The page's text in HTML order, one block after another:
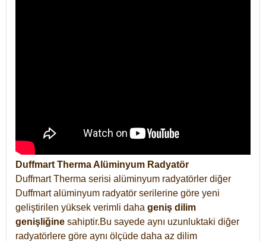
Duffmart Therma Alüminyum Radyatör
Duffmart Therma serisi alüminyum radyatörler diğer
Duffmart alüminyum radyatör serilerine göre yeni
geliştirilen yüksek verimli daha geniş dilim
genişliğine sahiptir.Bu sayede aynı uzunluktaki diğer
radyatörlere göre aynı ölçüde daha az dilim